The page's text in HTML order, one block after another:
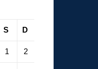
S D
1 2